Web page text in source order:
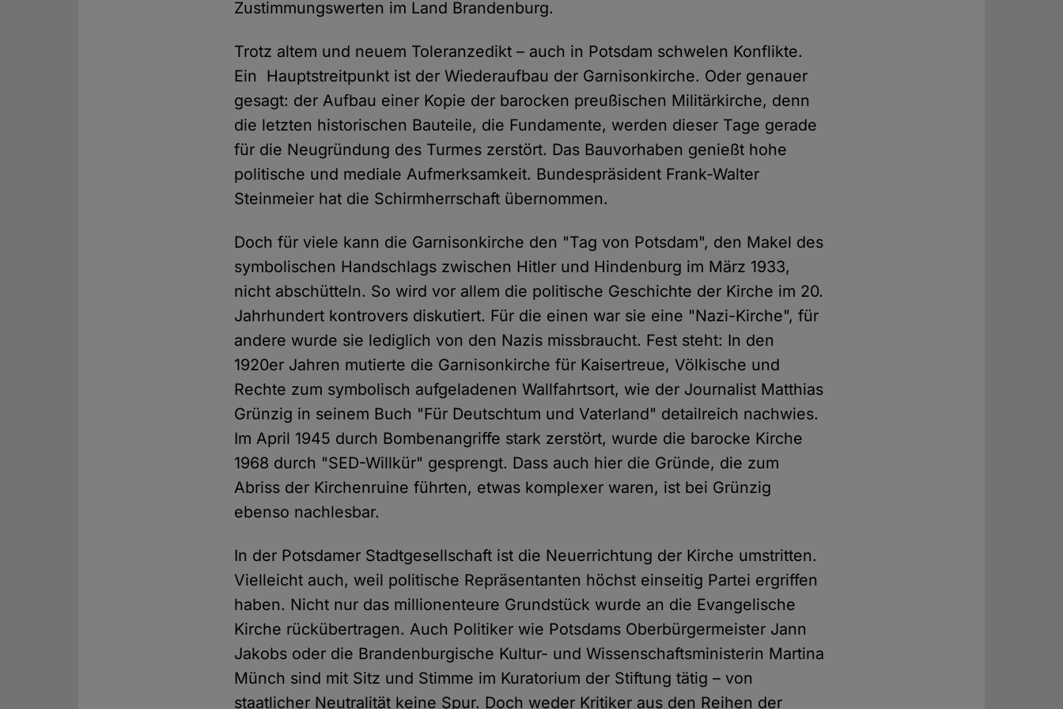
Zustimmungswerten im Land Brandenburg.
Trotz altem und neuem Toleranzedikt – auch in Potsdam schwelen Konflikte.
Ein Hauptstreitpunkt ist der Wiederaufbau der Garnisonkirche. Oder genauer
gesagt: der Aufbau einer Kopie der barocken preußischen Militärkirche, denn
die letzten historischen Bauteile, die Fundamente, werden dieser Tage gerade
für die Neugründung des Turmes zerstört. Das Bauvorhaben genießt hohe
politische und mediale Aufmerksamkeit. Bundespräsident Frank-Walter
Steinmeier hat die Schirmherrschaft übernommen.
Doch für viele kann die Garnisonkirche den "Tag von Potsdam", den Makel des
symbolischen Handschlags zwischen Hitler und Hindenburg im März 1933,
nicht abschütteln. So wird vor allem die politische Geschichte der Kirche im 20.
Jahrhundert kontrovers diskutiert. Für die einen war sie eine "Nazi-Kirche", für
andere wurde sie lediglich von den Nazis missbraucht. Fest steht: In den
1920er Jahren mutierte die Garnisonkirche für Kaisertreue, Völkische und
Rechte zum symbolisch aufgeladenen Wallfahrtsort, wie der Journalist Matthias
Grünzig in seinem Buch "Für Deutschtum und Vaterland" detailreich nachwies.
Im April 1945 durch Bombenangriffe stark zerstört, wurde die barocke Kirche
1968 durch "SED-Willkür" gesprengt. Dass auch hier die Gründe, die zum
Abriss der Kirchenruine führten, etwas komplexer waren, ist bei Grünzig
ebenso nachlesbar.
In der Potsdamer Stadtgesellschaft ist die Neuerrichtung der Kirche umstritten.
Vielleicht auch, weil politische Repräsentanten höchst einseitig Partei ergriffen
haben. Nicht nur das millionenteure Grundstück wurde an die Evangelische
Kirche rückübertragen. Auch Politiker wie Potsdams Oberbürgermeister Jann
Jakobs oder die Brandenburgische Kultur- und Wissenschaftsministerin Martina
Münch sind mit Sitz und Stimme im Kuratorium der Stiftung tätig – von
staatlicher Neutralität keine Spur. Doch weder Kritiker aus den Reihen der